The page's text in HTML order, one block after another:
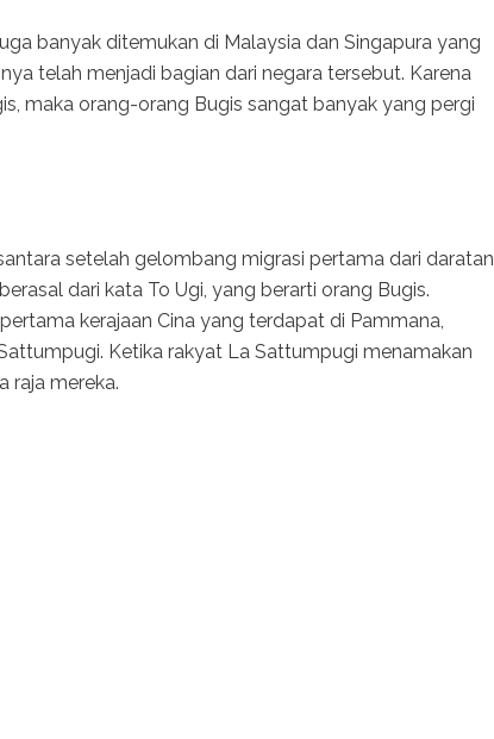
banyak ditemukan di Malaysia dan Singapura yang
telah menjadi bagian dari negara tersebut. Karena
maka orang-orang Bugis sangat banyak yang pergi
setelah gelombang migrasi pertama dari daratan
dari kata To Ugi, yang berarti orang Bugis.
kerajaan Cina yang terdapat di Pammana,
Ketika rakyat La Sattumpugi menamakan
raja mereka.